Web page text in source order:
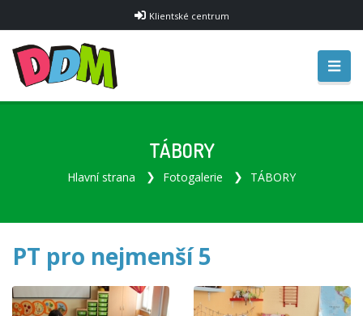
Klientské centrum
TÁBORY
Hlavní strana Fotogalerie TÁBORY
PT pro nejmenší 5